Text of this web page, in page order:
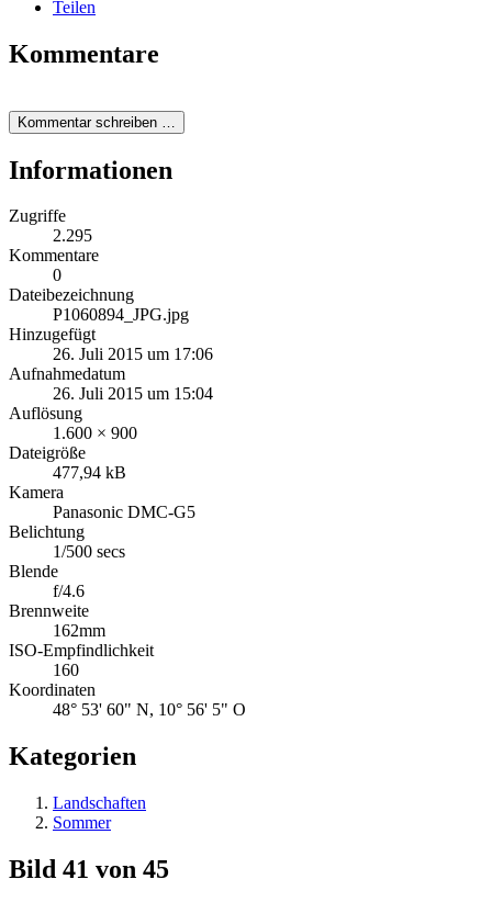
Teilen
Kommentare
Kommentar schreiben …
Informationen
Zugriffe
2.295
Kommentare
0
Dateibezeichnung
P1060894_JPG.jpg
Hinzugefügt
26. Juli 2015 um 17:06
Aufnahmedatum
26. Juli 2015 um 15:04
Auflösung
1.600 × 900
Dateigröße
477,94 kB
Kamera
Panasonic DMC-G5
Belichtung
1/500 secs
Blende
f/4.6
Brennweite
162mm
ISO-Empfindlichkeit
160
Koordinaten
48° 53' 60" N, 10° 56' 5" O
Kategorien
Landschaften
Sommer
Bild 41 von 45